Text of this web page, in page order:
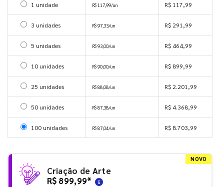
Selecionar 1 unidade
1 unidade R$ 117,99/un R$ 117,99
Selecionar 3 unidades
3 unidades R$ 97,33/un R$ 291,99
Selecionar 5 unidades
5 unidades R$ 93,00/un R$ 464,99
Selecionar 10 unidades
10 unidades R$ 90,00/un R$ 899,99
Selecionar 25 unidades
25 unidades R$ 88,08/un R$ 2.201,99
Selecionar 50 unidades
50 unidades R$ 87,38/un R$ 4.368,99
Selecionar 100 unidades
100 unidades R$ 87,04/un R$ 8.703,99
NOVO
Criação de Arte
R$ 899,99*